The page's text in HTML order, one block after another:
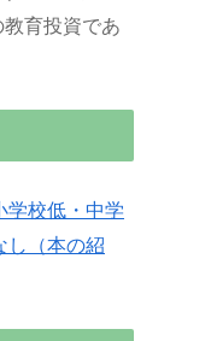
育投資であ
学校低・中学
し（本の紹